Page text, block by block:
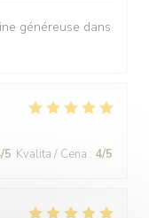
généreuse dans
/5 Kvalita / Cena : 4/5